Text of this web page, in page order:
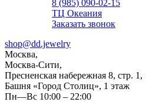
8 (985) 090-02-15
ТЦ Океания
Заказать звонок
shop@dd.jewelry
Москва,
Москва-Сити,
Пресненская набережная 8, стр. 1,
Башня «Город Столиц», 1 этаж
Пн—Вс 10:00 – 22:00